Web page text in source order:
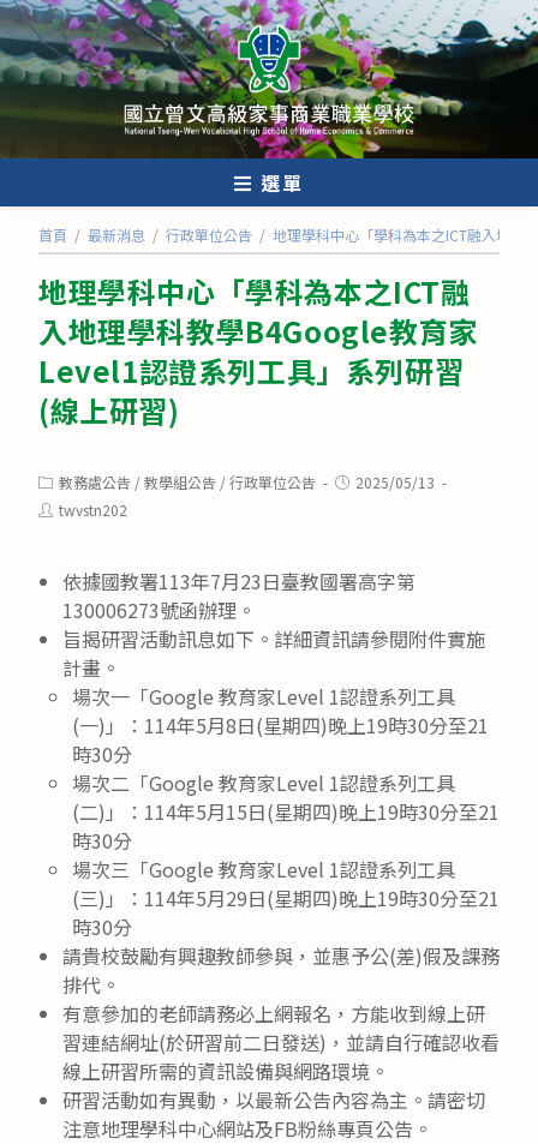
跳
轉
至
內
選單
首頁 / 最新消息 / 行政單位公告 / 地理學科中心「學科為本之ICT融入地理
地理學科中心「學科為本之ICT融
入地理學科教學B4Google教育家
Level1認證系列工具」系列研習
(線上研習)
Post
category:
教務處公告 /教學組公告 /行政單位公告
Post2025/05/13
Posttwvstn202
依據國教署113年7月23日臺教國署高字第
130006273號函辦理。
旨揭研習活動訊息如下。詳細資訊請參閱附件實施
計畫。
場次一「Google 教育家Level 1認證系列工具
(一)」：114年5月8日(星期四)晚上19時30分至21
時30分
場次二「Google 教育家Level 1認證系列工具
(二)」：114年5月15日(星期四)晚上19時30分至21
時30分
場次三「Google 教育家Level 1認證系列工具
(三)」：114年5月29日(星期四)晚上19時30分至21
時30分
請貴校鼓勵有興趣教師參與，並惠予公(差)假及課務
排代。
有意參加的老師請務必上網報名，方能收到線上研
習連結網址(於研習前二日發送)，並請自行確認收看
線上研習所需的資訊設備與網路環境。
研習活動如有異動，以最新公告內容為主。請密切
注意地理學科中心網站及FB粉絲專頁公告。